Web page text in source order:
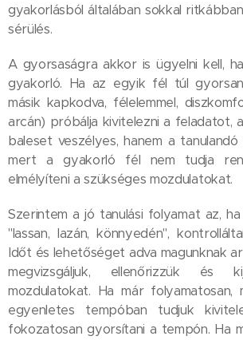
gyakorlásból általában sokkal
sérülés.
A gyorsaságra akkor is ügyelni kell,
gyakorló. Ha az egyik fél túl
másik kapkodva, félelemmel,
arcán) próbálja kivitelezni a feladatot,
baleset veszélyes, hanem a
mert a gyakorló fél nem tudja
elmélyíteni a szükséges mozdulatokat.
Szerintem a jó tanulási folyamat az,
"lassan, lazán, könnyedén",
Időt és lehetőséget adva magunknak
megvizsgáljuk, ellenőrizzük és
mozdulatokat. Ha már folyamatosan,
egyenletes tempóban tudjuk
fokozatosan gyorsítani a tempón. Ha